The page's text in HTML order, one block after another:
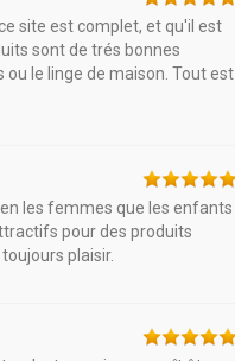
site est complet, et qu'il est
sont de trés bonnes
le linge de maison. Tout est
les femmes que les enfants
pour des produits
plaisir.